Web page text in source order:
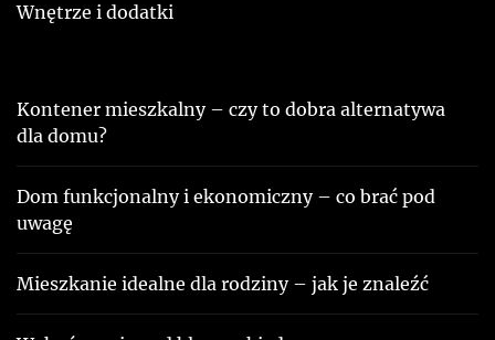
Wnętrze i dodatki
Kontener mieszkalny – czy to dobra alternatywa
dla domu?
Dom funkcjonalny i ekonomiczny – co brać pod
uwagę
Mieszkanie idealne dla rodziny – jak je znaleźć